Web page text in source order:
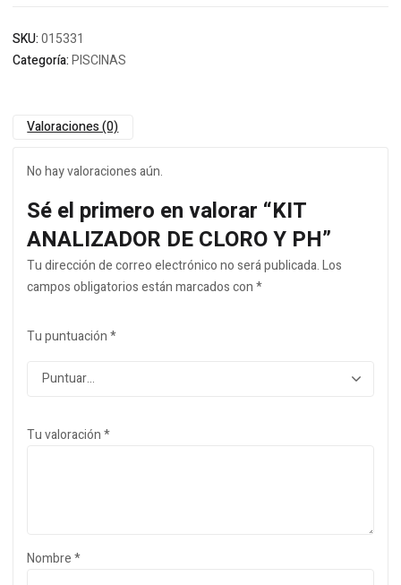
SKU:015331
Categoría:PISCINAS
Valoraciones (0)
No hay valoraciones aún.
Sé el primero en valorar “KIT
ANALIZADOR DE CLORO Y PH”
Tu dirección de correo electrónico no será publicada.Los
campos obligatorios están marcados con*
Tu puntuación*
Tu valoración*
Nombre*